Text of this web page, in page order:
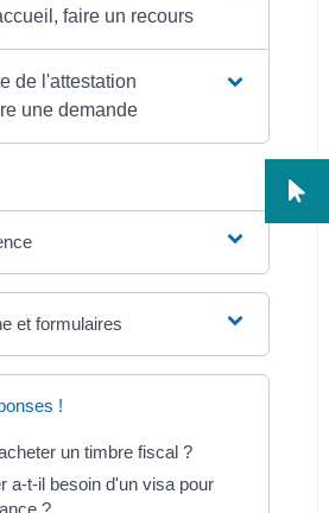
faire un recours
de l'attestation
une demande
et formulaires
!
un timbre fiscal ?
a-t-il besoin d'un visa pour